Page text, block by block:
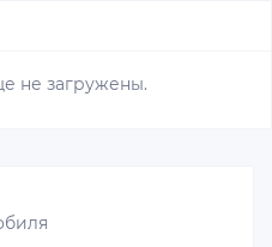
не загружены.